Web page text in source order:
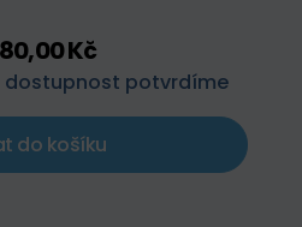
Kč
dostupnost potvrdíme
do košíku